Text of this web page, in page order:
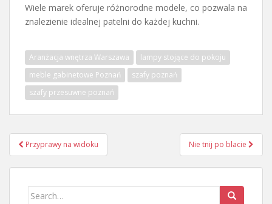
Wiele marek oferuje różnorodne modele, co pozwala na
znalezienie idealnej patelni do każdej kuchni.
Aranżacja wnętrza Warszawa
lampy stojące do pokoju
meble gabinetowe Poznań
szafy poznań
szafy przesuwne poznań
Nawigacja
wpisu
Przyprawy na widoku Nie tnij po blacie
Search